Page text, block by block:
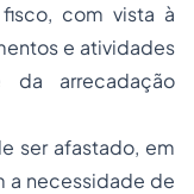
com vista à
e atividades
arrecadação
ser afastado, em
a necessidade de